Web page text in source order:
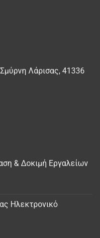
Λάρισας, 41336
& Δοκιμή Εργαλείων
Ηλεκτρονικό